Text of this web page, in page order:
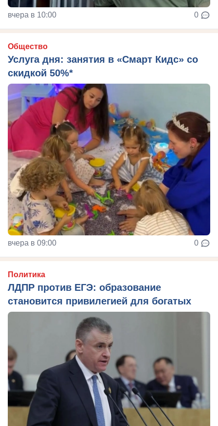
вчера в 10:00 0
Общество
Услуга дня: занятия в «Смарт Кидс» со
скидкой 50%*
вчера в 09:00 0
Политика
ЛДПР против ЕГЭ: образование
становится привилегией для богатых